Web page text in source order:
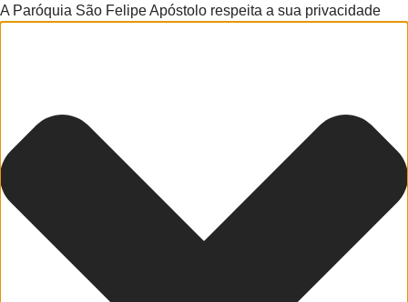
A Paróquia São Felipe Apóstolo respeita a sua privacidade